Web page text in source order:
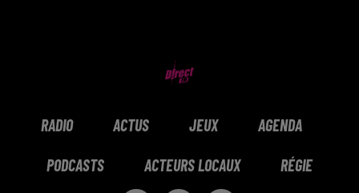
RADIO ACTUS JEUX AGENDA
PODCASTS ACTEURS LOCAUX RÉGIE